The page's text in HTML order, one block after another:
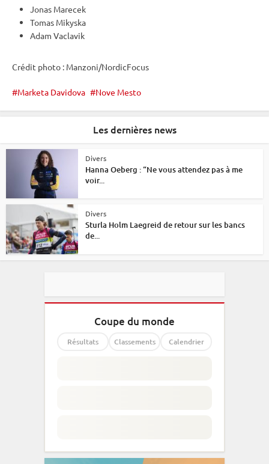
Jonas Marecek
Tomas Mikyska
Adam Vaclavik
Crédit photo : Manzoni/NordicFocus
Marketa Davidova Nove Mesto
Les dernières news
Divers
Hanna Oeberg : “Ne vous attendez pas à me
voir...
Divers
Sturla Holm Laegreid de retour sur les bancs
de...
Coupe du monde
Résultats Classements Calendrier